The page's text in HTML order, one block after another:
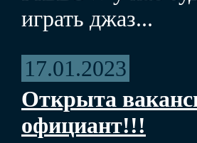
играть джаз...
17.01.2023
Открыта
официант!!!